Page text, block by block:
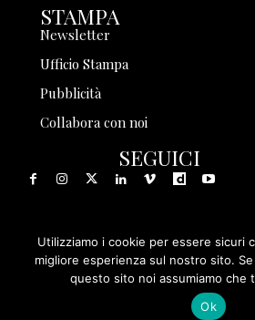
STAMPA
Newsletter
Ufficio Stampa
Pubblicità
Collabora con noi
SEGUICI
© 1999 - 2025 Storia in Rete Srl -
IVA 08570971005
Utilizziamo i cookie per essere sicuri
migliore esperienza sul nostro sito.
questo sito noi assumiamo che
Ok